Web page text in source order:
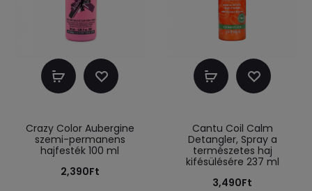
Kosárba
Crazy Color Aubergine
szemi-permanens
hajfesték 100 ml
2,390Ft
Kosárba
Cantu Coil Calm
Detangler, Spray a
természetes haj
kifésülésére 237 ml
3,490Ft